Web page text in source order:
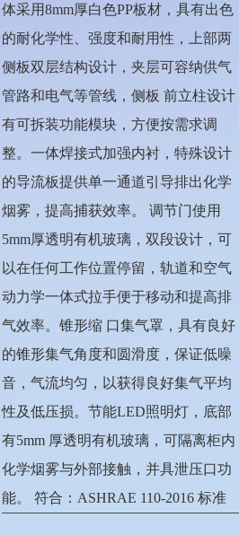
体采用8mm厚白色PP板材，具有出色
的耐化学性、强度和耐用性，上部两
侧板双层结构设计，夹层可容纳供气
管路和电气等管线，侧板 前立柱设计
有可拆装功能模块，方便按需求调
整。一体焊接式加强内衬，特殊设计
的导流板提供单一通道引导排出化学
烟雾，提高捕获效率。 调节门使用
5mm厚透明有机玻璃，双段设计，可
以在任何工作位置停留，轨道和空气
动力学一体式拉手便于移动和提高排
气效率。锥形缩 口集气罩，具有良好
的锥形集气角度和圆滑度，保证低噪
音，气流均匀，以获得良好集气平均
性及低压损。节能LED照明灯，底部
有5mm 厚透明有机玻璃，可隔离柜内
化学烟雾与外部接触，并具泄压口功
能。 符合：ASHRAE 110-2016 标准